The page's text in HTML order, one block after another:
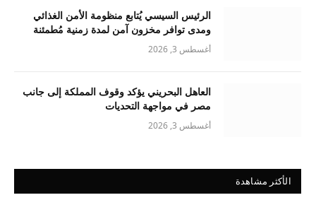
الرئيس السيسي يُتابع منظومة الأمن الغذائي
ومدى توافر مخزون آمن لمدة زمنية مُطمئنة
أغسطس 3, 2026
العاهل البحريني يؤكد وقوف المملكة إلى جانب
مصر في مواجهة التحديات
أغسطس 3, 2026
الأكثر مشاهدة